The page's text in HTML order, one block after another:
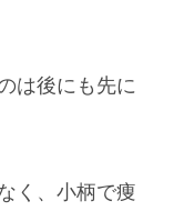
は後にも先に
く、小柄で痩